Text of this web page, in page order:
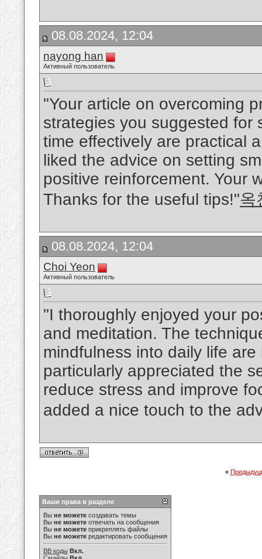
08.08.2024, 12:04
nayong han
Активный пользователь
"Your article on overcoming
strategies you suggested for
time effectively are practical
liked the advice on setting
positive reinforcement. Your
Thanks for the useful tips!"옥
08.08.2024, 12:04
Choi Yeon
Активный пользователь
"I thoroughly enjoyed your
and meditation. The
mindfulness into daily life
particularly appreciated the
reduce stress and improve
added a nice touch to the
«
Ваши права в разделе
Вы не можете создавать темы
Вы не можете отвечать на сообщения
Вы не можете прикреплять файлы
Вы не можете редактировать сообщения
BB коды Вкл.